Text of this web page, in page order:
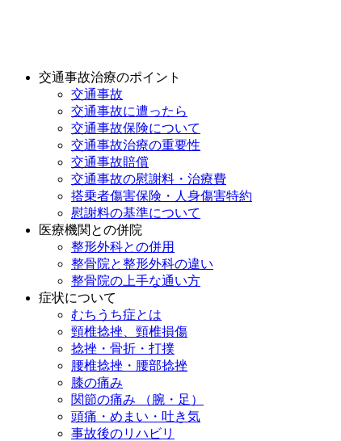
交通事故治療のポイント
交通事故
交通事故に遭ったら
交通事故保険について
交通事故治療の重要性
交通事故賠償
交通事故の慰謝料・治療費
搭乗者傷害保険・人身傷害特約
慰謝料の基準について
医療機関との併院
整形外科との併用
整骨院と整形外科の違い
整骨院の上手な通い方
症状について
むちうち症とは
頸椎捻挫、頸椎損傷
捻挫・骨折・打撲
腰椎捻挫・腰部捻挫
膝の痛み
関節の痛み （腕・足）
頭痛・めまい・吐き気
事故後のリハビリ